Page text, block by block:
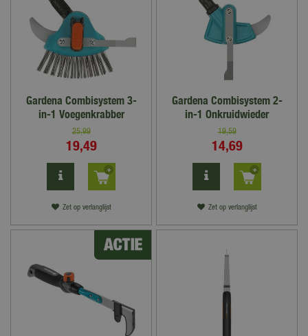
Gardena Combisystem 3-
in-1 Voegenkrabber
25,99
19,49
Zet op verlanglijst
Gardena Combisystem 2-
in-1 Onkruidwieder
19,59
14,69
Zet op verlanglijst